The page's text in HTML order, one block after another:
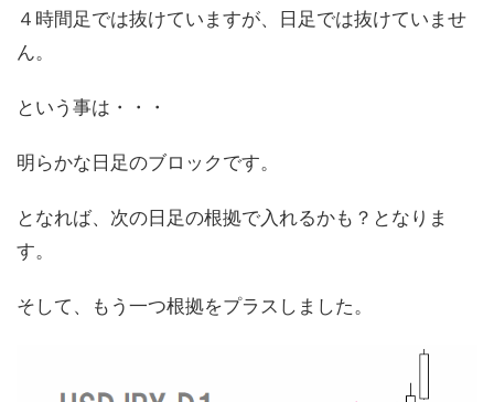
４時間足では抜けていますが、日足では抜けていませ
ん。
という事は・・・
明らかな日足のブロックです。
となれば、次の日足の根拠で入れるかも？となりま
す。
そして、もう一つ根拠をプラスしました。